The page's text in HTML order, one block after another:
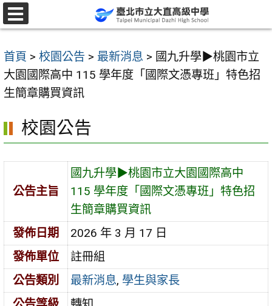
跳
至
要
內
容
首頁 > 校園公告 > 最新消息 > 國九升學▶桃園市立
大園國際高中 115 學年度「國際文憑專班」特色招
生簡章購買資訊
校園公告
公告主旨
國九升學▶桃園市立大園國際高中
115 學年度「國際文憑專班」特色招
生簡章購買資訊
發佈日期
2026 年 3 月 17 日
發佈單位
註冊組
公告類別
最新消息, 學生與家長
選
單